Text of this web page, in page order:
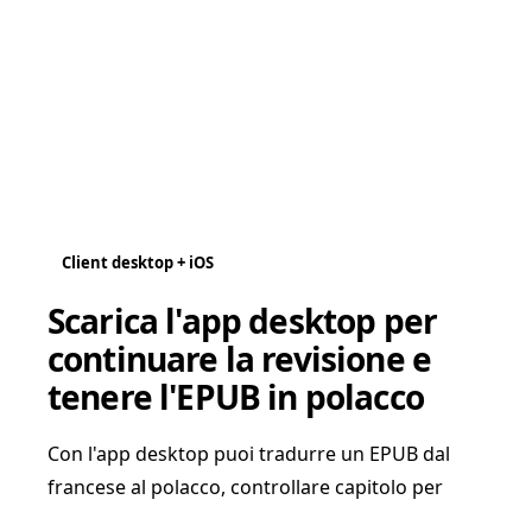
Client desktop + iOS
Scarica l'app desktop per
continuare la revisione e
tenere l'EPUB in polacco
Con l'app desktop puoi tradurre un EPUB dal
francese al polacco, controllare capitolo per